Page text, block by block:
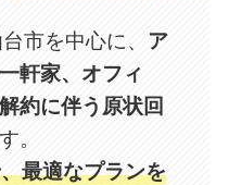
市を中心に、 ア
軒家、オフィ
約に伴う原状回
。
最適なプランを